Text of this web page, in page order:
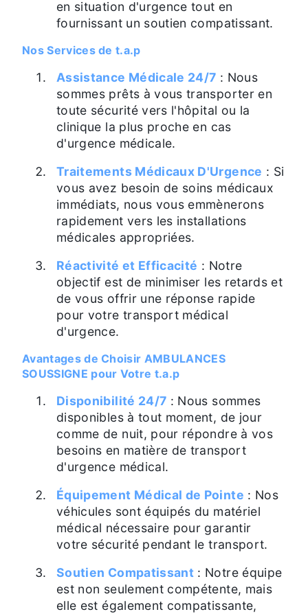
en situation d'urgence tout en
fournissant un soutien compatissant.
Nos Services de t.a.p
Assistance Médicale 24/7 : Nous
sommes prêts à vous transporter en
toute sécurité vers l'hôpital ou la
clinique la plus proche en cas
d'urgence médicale.
Traitements Médicaux D'Urgence : Si
vous avez besoin de soins médicaux
immédiats, nous vous emmènerons
rapidement vers les installations
médicales appropriées.
Réactivité et Efficacité : Notre
objectif est de minimiser les retards et
de vous offrir une réponse rapide
pour votre transport médical
d'urgence.
Avantages de Choisir AMBULANCES
SOUSSIGNE pour Votre t.a.p
Disponibilité 24/7 : Nous sommes
disponibles à tout moment, de jour
comme de nuit, pour répondre à vos
besoins en matière de transport
d'urgence médical.
Équipement Médical de Pointe : Nos
véhicules sont équipés du matériel
médical nécessaire pour garantir
votre sécurité pendant le transport.
Soutien Compatissant : Notre équipe
est non seulement compétente, mais
elle est également compatissante,